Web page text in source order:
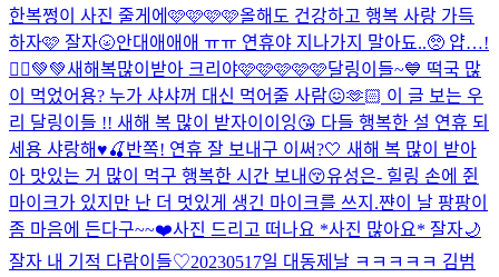
한복쩡이 사진 줄게에🩷🩷🩷🩷올해도 건강하고 행복 사랑 가득
하자🩷 잘자🌝안대애애애 ㅠㅠ 연휴야 지나가지 말아됴..🥺 얍…!
🧚‍♀️💚💚새해복많이받아 크리야🩷🩷🩷🩷🩷달링이들~💙 떡국 많
이 먹었어용? 누가 샤샤꺼 대신 먹어줄 사람😖🫶🏻 이 글 보는 우
리 달링이들 !! 새해 복 많이 받자이이잉😘 다들 행복한 설 연휴 되
세용 샤랑해♥️🍒 반쪽! 연휴 잘 보내구 이써?🤍 새해 복 많이 받아
아 맛있는 거 많이 먹구 행복한 시간 보내😚유성은- 힐링 손에 쥔
마이크가 있지만 난 더 멋있게 생긴 마이크를 쓰지.쨘이 날 팡팡이
좀 마음에 든다구~~❤️사진 드리고 떠나요 *사진 많아요* 잘자🌙
잘자 내 기적 다람이들♡20230517일 대동제날 ㅋㅋㅋㅋㅋ 김범